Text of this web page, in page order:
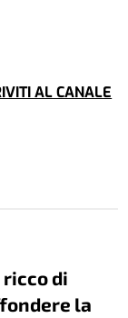
AL CANALE
ricco di
la